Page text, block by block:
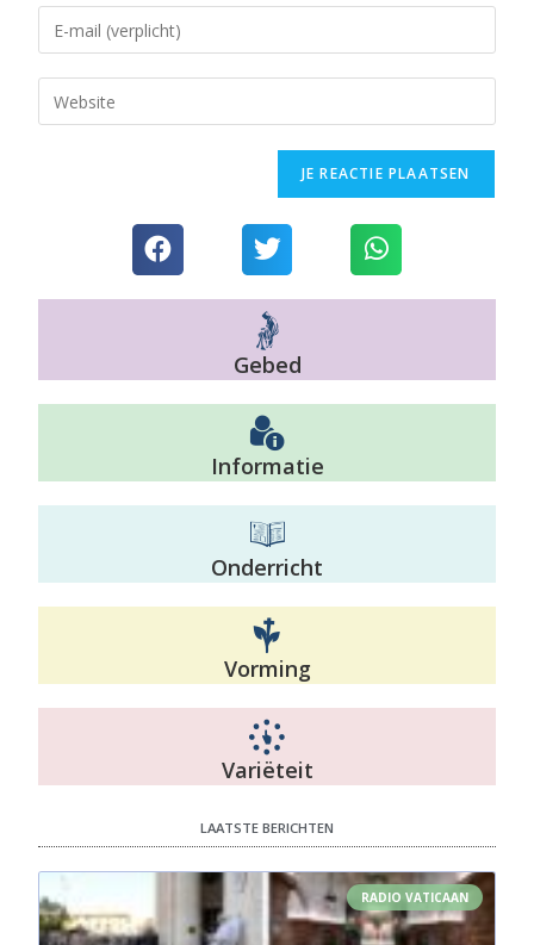
Gebed
Informatie
Onderricht
Vorming
Variëteit
LAATSTE BERICHTEN
RADIO VATICAAN